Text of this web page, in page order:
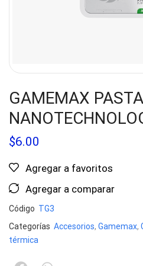
GAMEMAX
$6.00
Agregar a favoritos
Agregar a comparar
Código TG3
Categorías Accesorios, Gamemax,
térmica